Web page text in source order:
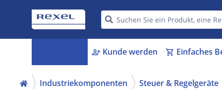
person_add Kunde werden shopping_cart Einfaches
Industriekomponenten Steuer & Regelgeräte